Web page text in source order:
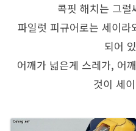
콕핏 해치는 그
파일럿 피규어로는 세이
되어
어깨가 넓은게 스레가, 어
것이 세